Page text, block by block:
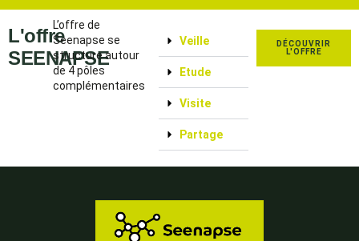
L'offre
SEENAPSE
L’offre de
Seenapse se
structure autour
de 4 pôles
complémentaires
Veille
Etude
Visite
Partage
DÉCOUVRIR
L'OFFRE